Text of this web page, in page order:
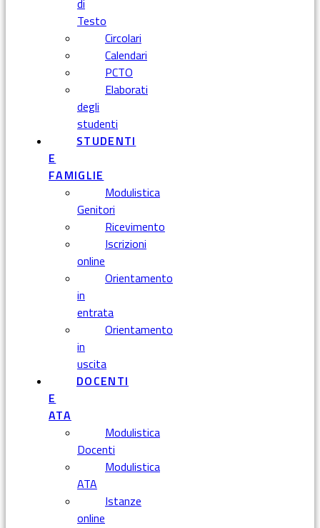
di
Testo
Circolari
Calendari
PCTO
Elaborati
degli
studenti
STUDENTI
E
FAMIGLIE
Modulistica
Genitori
Ricevimento
Iscrizioni
online
Orientamento
in
entrata
Orientamento
in
uscita
DOCENTI
E
ATA
Modulistica
Docenti
Modulistica
ATA
Istanze
online